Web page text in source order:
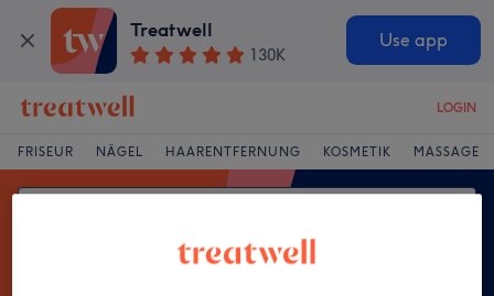
Treatwell
130K
Use app
LOGIN
FRISEUR NÄGEL HAARENTFERNUNG KOSMETIK MASSAGE